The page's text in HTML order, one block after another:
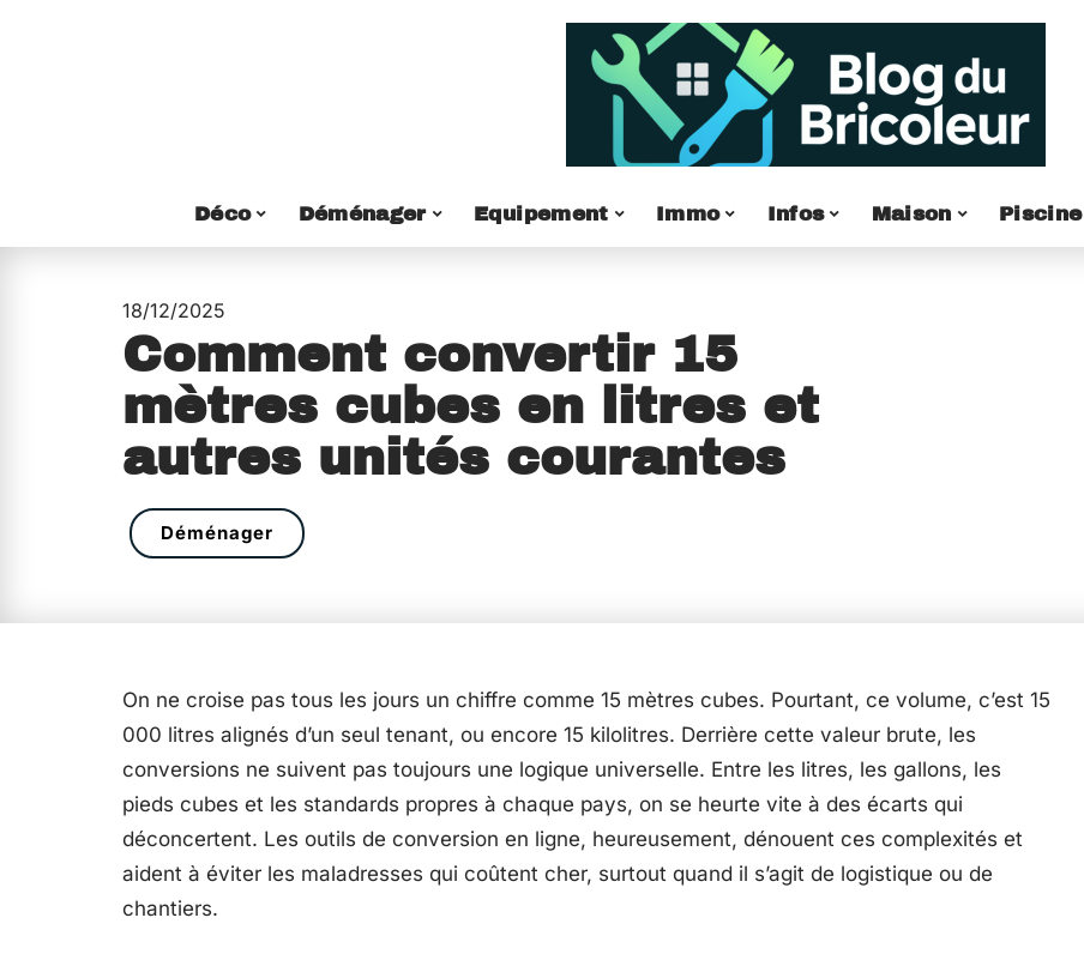
Déco Déménager Equipement Immo Infos Maison Piscine
18/12/2025
Comment convertir 15
mètres cubes en litres et
autres unités courantes
Déménager
On ne croise pas tous les jours un chiffre comme 15 mètres cubes. Pourtant, ce volume, c’est 15
000 litres alignés d’un seul tenant, ou encore 15 kilolitres. Derrière cette valeur brute, les
conversions ne suivent pas toujours une logique universelle. Entre les litres, les gallons, les
pieds cubes et les standards propres à chaque pays, on se heurte vite à des écarts qui
déconcertent. Les outils de conversion en ligne, heureusement, dénouent ces complexités et
aident à éviter les maladresses qui coûtent cher, surtout quand il s’agit de logistique ou de
chantiers.